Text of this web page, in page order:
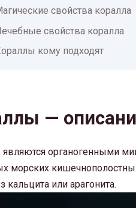
свойства коралла
свойства коралла
кому подходят
—
являются органогенными
морских
кальцита или арагонита.